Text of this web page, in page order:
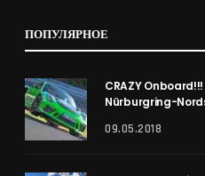
ПОПУЛЯРНОЕ
CRAZY Onboard!!!
Nürburgring-
09.05.2018